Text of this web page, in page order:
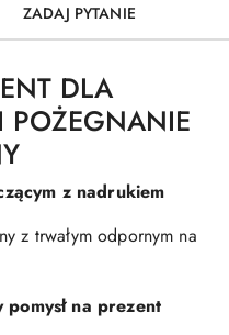
ZADAJ PYTANIE
DLA
POŻEGNANIE
z nadrukiem
z trwałym odpornym na
na prezent